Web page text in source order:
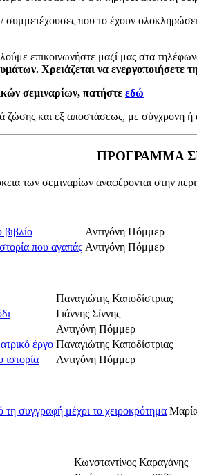
συμμετέχουσες που το έχουν
επικοινωνήστε μαζί μας στα
Χρειάζεται να ενεργοποιήσετε
σεμιναρίων, πατήστε εδώ
ζώσης και εξ αποστάσεως, με σύγχρονη
ΠΡΟΓΡΑΜΜΑ
των σεμιναρίων αναφέρονται στην
Αντιγόνη Πόμμερ
που αγαπάς Αντιγόνη Πόμμερ
Παναγιώτης Καποδίστριας
Γιάννης Σίννης
Αντιγόνη Πόμμερ
έργο Παναγιώτης Καποδίστριας
Αντιγόνη Πόμμερ
συγγραφή μέχρι το χειροκρότημα
Κωνσταντίνος Καραγάνης